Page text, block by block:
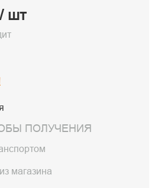
/ шт
ПОЛУЧЕНИЯ
магазина